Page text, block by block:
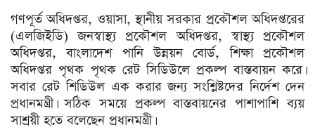
গণপূর্ত অধিদপ্তর, ওয়াসা, স্থানীয় সরকার প্রকৌশল অধিদপ্তরের
(এলজিইডি) জনস্বাস্থ্য প্রকৌশল অধিদপ্তর, স্বাস্থ্য প্রকৌশল
অধিদপ্তর, বাংলাদেশ পানি উন্নয়ন বোর্ড, শিক্ষা প্রকৌশল
অধিদপ্তর পৃথক পৃথক রেট সিডিউলে প্রকল্প বাস্তবায়ন করে।
সবার রেট শিডিউল এক করার জন্য সংশ্লিষ্টদের নির্দেশ দেন
প্রধানমন্ত্রী। সঠিক সময়ে প্রকল্প বাস্তবায়নের পাশাপাশি ব্যয়
সাশ্রয়ী হতে বলেছেন প্রধানমন্ত্রী।